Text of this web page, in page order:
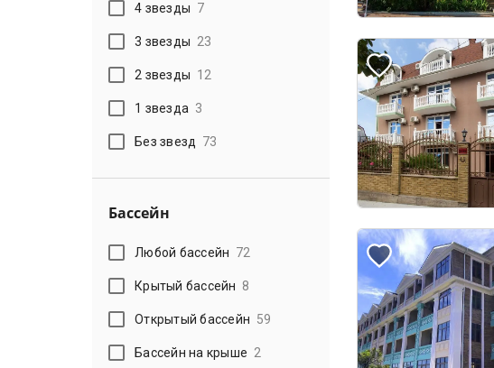
4 звезды 7
3 звезды 23
2 звезды 12
1 звезда 3
Без звезд 73
Бассейн
Любой бассейн 72
Крытый бассейн 8
Открытый бассейн 59
Бассейн на крыше 2